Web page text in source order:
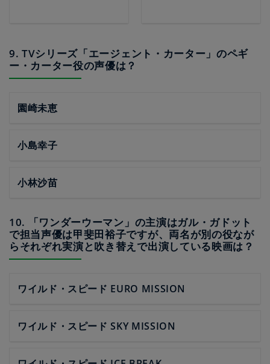
9. TVシリーズ「エージェント・カーター」のペギ
ー・カーター役の声優は？
園崎未恵
小島幸子
小林沙苗
10. 「ワンダーウーマン」の主演はガル・ガドット
で担当声優は甲斐田裕子ですが、両名が別の役なが
らそれぞれ実演と吹き替えで出演している映画は？
ワイルド・スピード EURO MISSION
ワイルド・スピード SKY MISSION